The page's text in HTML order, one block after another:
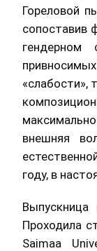
Гореловой
сопоставив
гендерном
«слабости»,
внешняя
году, в
Выпускница
Проходила
Saimaa